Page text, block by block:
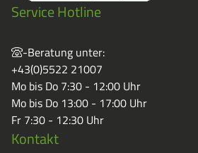
Service Hotline
-Beratung unter:
+43(0)5522 21007
Mo bis Do 7:30 - 12:00 Uhr
Mo bis Do 13:00 - 17:00 Uhr
Fr 7:30 - 12:30 Uhr
Kontakt